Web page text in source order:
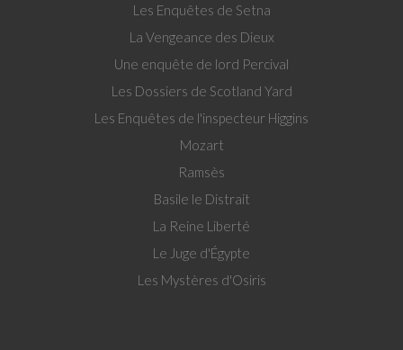
Les Enquêtes de Setna
La Vengeance des Dieux
Une enquête de lord Percival
Les Dossiers de Scotland Yard
Les Enquêtes de l'inspecteur Higgins
Mozart
Ramsès
Basile le Distrait
La Reine Liberté
Le Juge d'Égypte
Les Mystères d'Osiris